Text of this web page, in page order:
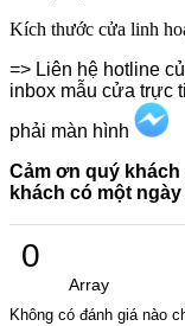
Kích thước cửa linh
=> Liên hệ hotline
inbox mẫu cửa trực
phải màn hình
Cảm ơn quý
khách có một
0
Array
Không có đánh giá nào